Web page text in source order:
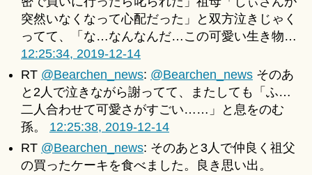
突然いなくなって心配だった」と双方泣きじゃく
ってて、「な…なんなんだ…この可愛い生き物…
12:25:34, 2019-12-14
RT @Bearchen_news: @Bearchen_news そのあ
と2人で泣きながら謝ってて、またしても「ふ…
二人合わせて可愛さがすごい……」と息をのむ
孫。 12:25:38, 2019-12-14
RT @Bearchen_news: そのあと3人で仲良く祖父
の買ったケーキを食べました。良き思い出。